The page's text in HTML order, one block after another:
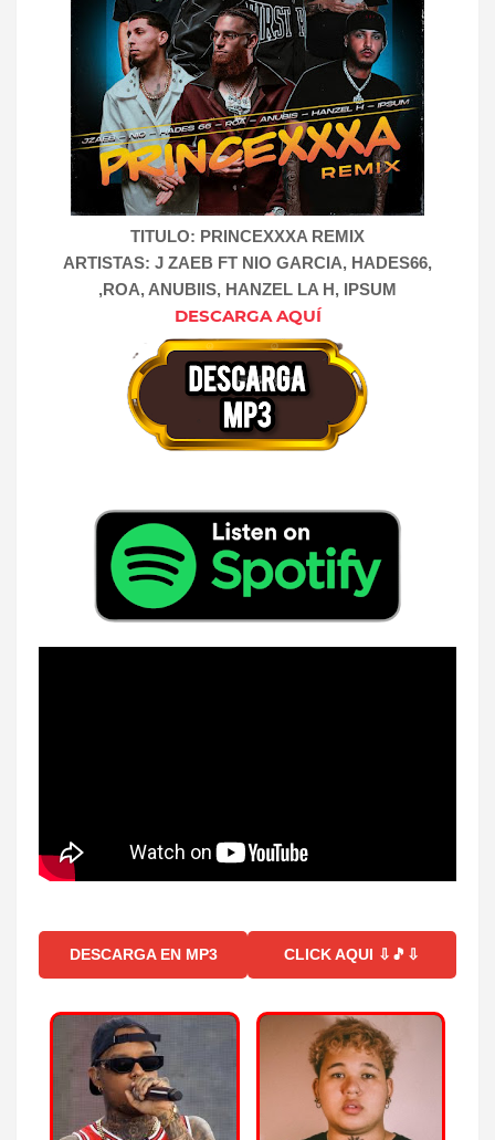
TITULO: PRINCEXXXA REMIX
ARTISTAS: J ZAEB FT NIO GARCIA, HADES66,
,ROA, ANUBIIS, HANZEL LA H, IPSUM
DESCARGA AQUÍ
DESCARGA EN MP3 CLICK AQUI ⇩🎵⇩